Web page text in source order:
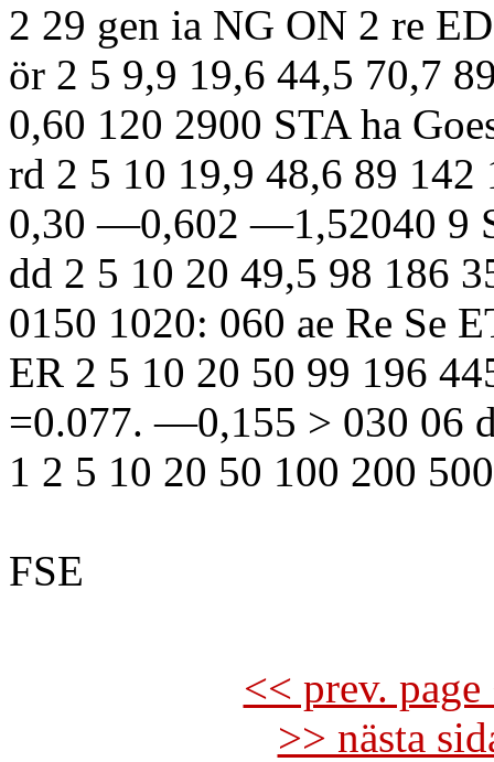
2 29 gen ia NG ON 2 re
ör 2 5 9,9 19,6 44,5 70,7
0,60 120 2900 STA ha
rd 2 5 10 19,9 48,6 89 142
0,30 —0,602 —1,52040 9
dd 2 5 10 20 49,5 98 186
0150 1020: 060 ae Re Se
ER 2 5 10 20 50 99 196
=0.077. —0,155 > 030 06
1 2 5 10 20 50 100 200
FSE
<< prev.
>> nästa